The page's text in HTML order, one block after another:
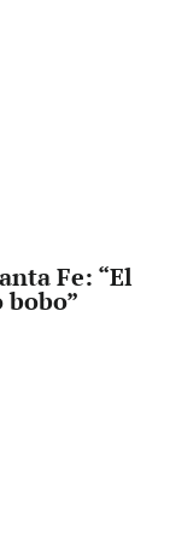
Fe: “El
bobo”